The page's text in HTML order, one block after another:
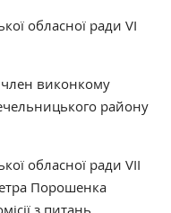
обласної ради VI
виконкому
району
обласної ради VII
Порошенка